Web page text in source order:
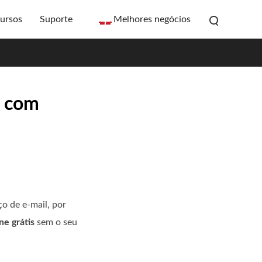
Suporte Melhores negócios
de e-mail, por
grátis sem o seu